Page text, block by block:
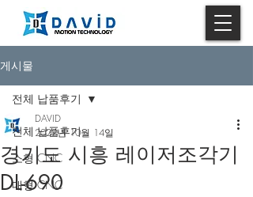
게시물
전체 납품후기
소형 CNC
대형 CNC
전체 납품후기
경기도 시흥 레이저조각기
DL-690
DAVID
2022년 10월 14일